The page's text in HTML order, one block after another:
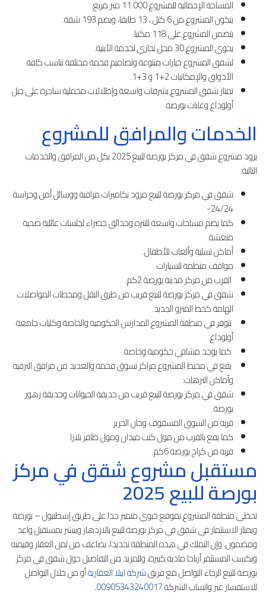
المساحة الإجمالية للمشروع 11.000 متر مربع.
يتكون المشروع من 6 كتل ، 13 طابقا، ويضم 193 شقة.
يتضمن المشروع على 118 مكتبا.
يحوي المشروع 30 محل تجاري لخدمة الأبنية.
لشقق المشروع خيارات متنوعة وتصاميم فخمة مختلفة تناسب كافة
الأذواق والإمكانيات 2+1 و 3+1.
تمتاز شقق المشروع بشرفات واسعة وإطلالات مخملية ساحرة على جبل
أولوداغ وغابات بورصة.
الخدمات والمرافق للمشروع
يزود مشروع شقق في مركز بورصة للبيع 2025 بكل من المرافق والخدمات
التالية:
شقق في مركز بورصة للبيع مزود بكاميرات مراقبة ووسائل أمن وحراسة
24/24-
كما يضم مساحات واسعة للتنزه وحدائق خضراء لجلسات عائلية صحية
منعشة.
أماكن تسلية وألعاب للأطفال.
مواقف منظمة للسيارات.
القرب من مركز مدينة بورصة 2كم.
شقق في مركز بورصة للبيع قريب من طرق النقل ومحطات المواصلات
الهامة كخط المترو الجديد.
تتوفر في منطقة المشروع المدارس الحكومية والخاصة وكليات جامعة
أولوداغ.
كما يوجد مشافي حكومية وخاصة.
يقع في محيط المشروع مراكز تسوق فخمة والعديد من مرافق الترفيه
وأماكن النزهات:
شقق في مركز بورصة للبيع قريب من حديقة الحيوانات وحديقة زهور
بورصة.
قربه من السوق المسقوف وخان الحرير.
كما يقع بالقرب من مول كنت ميدان ومول ظافر بلازا
قربه من كراج بورصة 6كم.
مستقبل مشروع شقق في مركز
بورصة للبيع 2025
تحظى منطقة المشروع بموقع حيوي متميز جدا على طريق إسطنبول – بورصة.
ويمتاز الاستثمار في شقق في مركز بورصة للبيع بالازدهار ويبشر بمستقبل واعد
ومضمون. وإن التملك في هذه المنطقة تحديدا، يضاعف من ثمن العقار وقيمته
ويكسب المستثمر أرباحا مادية كبيرة، وللمزيد من التفاصيل حول شقق في مركز
بورصة للبيع الرجاء التواصل مع فريقشركة ايبلا العقاريةأو من خلال التواصل
للاستفسار عبر واتساب الشركة00905343240017
.